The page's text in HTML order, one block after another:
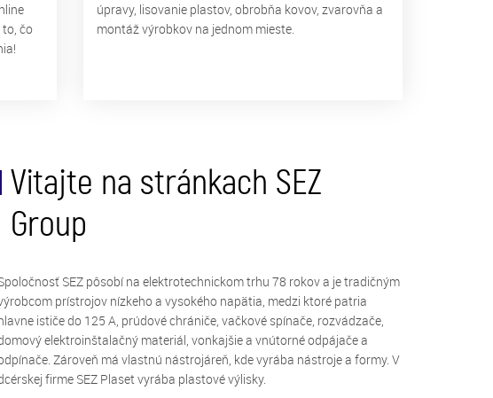
čo
úpravy, lisovanie plastov, obrobňa kovov, zvarovňa a
montáž výrobkov na jednom mieste.
Vitajte na stránkach SEZ
Group
SEZ pôsobí na elektrotechnickom trhu 78 rokov a je tradičným
prístrojov nízkeho a vysokého napätia, medzi ktoré patria
ističe do 125 A, prúdové chrániče, vačkové spínače, rozvádzače,
elektroinštalačný materiál, vonkajšie a vnútorné odpájače a
Zároveň má vlastnú nástrojáreň, kde vyrába nástroje a formy. V
firme SEZ Plaset vyrába plastové výlisky.